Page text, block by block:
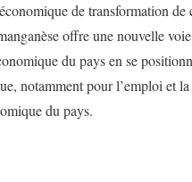
de transformation de
offre une nouvelle
du pays en se
notamment pour l’emploi et la
du pays.